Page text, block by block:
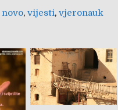
novo,vijesti,vjeronauk